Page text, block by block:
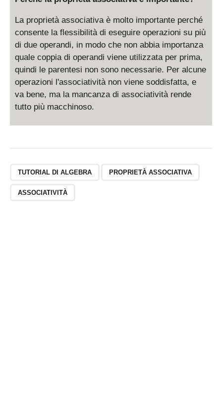
g
h
t)
La proprietà associativa è molto importante perché
consente la flessibilità di eseguire operazioni su più
di due operandi, in modo che non abbia importanza
quale coppia di operandi viene utilizzata per prima,
quindi le parentesi non sono necessarie. Per alcune
operazioni l'associatività non viene soddisfatta, e
va bene, ma la mancanza di associatività rende
tutto più macchinoso.
TUTORIAL DI ALGEBRA PROPRIETÀ ASSOCIATIVA
ASSOCIATIVITÀ